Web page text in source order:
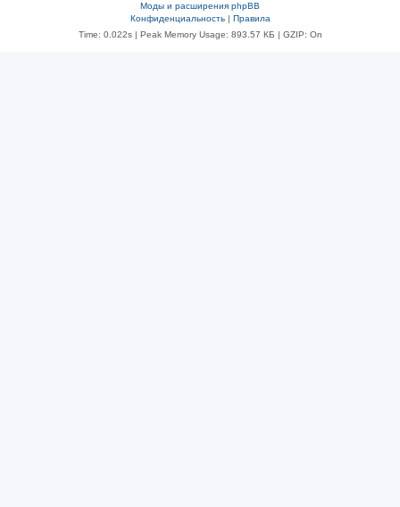
Моды и расширения phpBB
Конфиденциальность| Правила
Time: 0.022s| Peak Memory Usage: 893.57 КБ | GZIP: On